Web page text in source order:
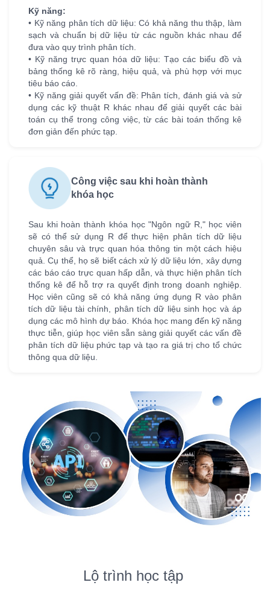
Kỹ năng:
• Kỹ năng phân tích dữ liệu: Có khả năng thu thập, làm
sạch và chuẩn bị dữ liệu từ các nguồn khác nhau để
đưa vào quy trình phân tích.
• Kỹ năng trực quan hóa dữ liệu: Tạo các biểu đồ và
bảng thống kê rõ ràng, hiệu quả, và phù hợp với mục
tiêu báo cáo.
• Kỹ năng giải quyết vấn đề: Phân tích, đánh giá và sử
dụng các kỹ thuật R khác nhau để giải quyết các bài
toán cụ thể trong công việc, từ các bài toán thống kê
đơn giản đến phức tạp.
Công việc sau khi hoàn thành
khóa học
Sau khi hoàn thành khóa học "Ngôn ngữ R," học viên
sẽ có thể sử dụng R để thực hiện phân tích dữ liệu
chuyên sâu và trực quan hóa thông tin một cách hiệu
quả. Cụ thể, họ sẽ biết cách xử lý dữ liệu lớn, xây dựng
các báo cáo trực quan hấp dẫn, và thực hiện phân tích
thống kê để hỗ trợ ra quyết định trong doanh nghiệp.
Học viên cũng sẽ có khả năng ứng dụng R vào phân
tích dữ liệu tài chính, phân tích dữ liệu sinh học và áp
dụng các mô hình dự báo. Khóa học mang đến kỹ năng
thực tiễn, giúp học viên sẵn sàng giải quyết các vấn đề
phân tích dữ liệu phức tạp và tạo ra giá trị cho tổ chức
thông qua dữ liệu.
Lộ trình học tập